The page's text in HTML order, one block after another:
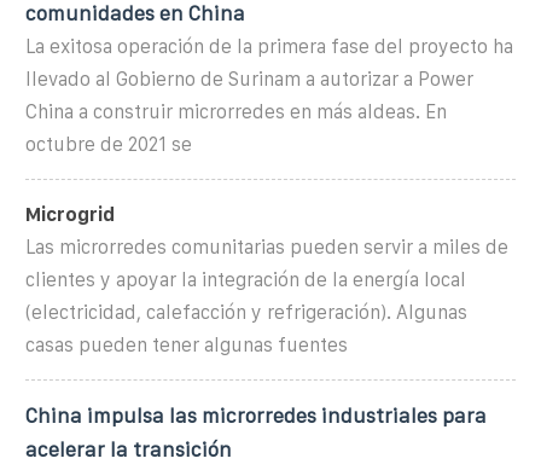
comunidades en China
La exitosa operación de la primera fase del proyecto ha
llevado al Gobierno de Surinam a autorizar a Power
China a construir microrredes en más aldeas. En
octubre de 2021 se
Microgrid
Las microrredes comunitarias pueden servir a miles de
clientes y apoyar la integración de la energía local
(electricidad, calefacción y refrigeración). Algunas
casas pueden tener algunas fuentes
China impulsa las microrredes industriales para
acelerar la transición